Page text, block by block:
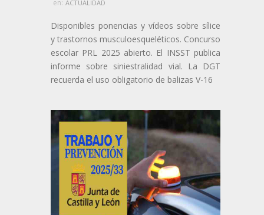
en: ACTUALIDAD
Disponibles ponencias y vídeos sobre sílice
y trastornos musculoesqueléticos. Concurso
escolar PRL 2025 abierto. El INSST publica
informe sobre siniestralidad vial. La DGT
recuerda el uso obligatorio de balizas V-16